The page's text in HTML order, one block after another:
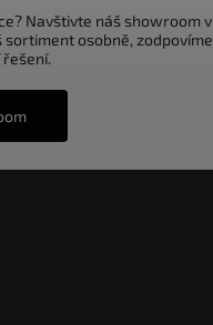
Navštivte náš showroom v
sortiment osobně, zodpovíme